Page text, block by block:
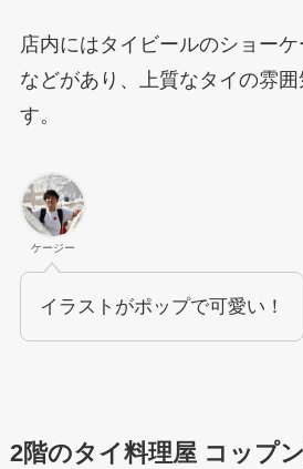
店内にはタイビールのショー
などがあり、上質なタイの雰囲
す。
ケージー
イラストがポップで可愛い！
2階のタイ料理屋コップ